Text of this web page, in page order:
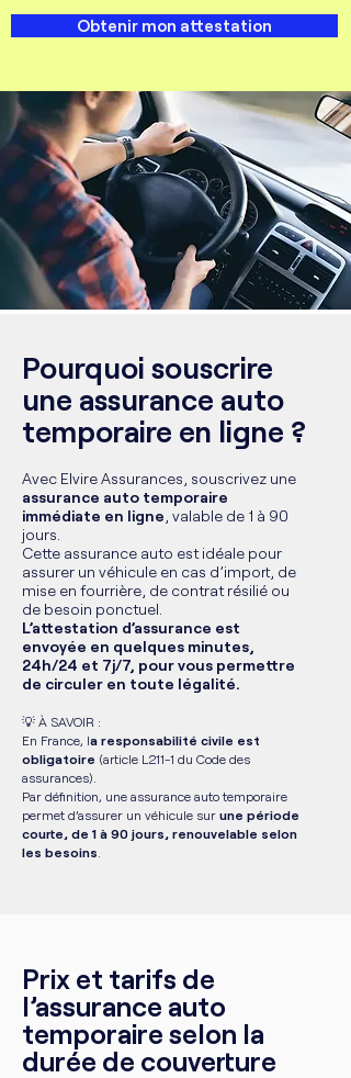
Obtenir mon attestation
Pourquoi souscrire
une assurance auto
temporaire en ligne ?
Avec Elvire Assurances, souscrivez une
assurance auto temporaire
immédiate en ligne , valable de 1 à 90
jours.
Cette assurance auto est idéale pour
assurer un véhicule en cas d’import, de
mise en fourrière, de contrat résilié ou
de besoin ponctuel.
L’attestation d’assurance est
envoyée en quelques minutes,
24h/24 et 7j/7, pour vous permettre
de circuler en toute légalité.
💡 À SAVOIR :
En France, la responsabilité civile est
obligatoire (article L211-1 du Code des
assurances).
Par définition, une assurance auto temporaire
permet d’assurer un véhicule sur une période
courte, de 1 à 90 jours, renouvelable selon
les besoins
Prix et tarifs de
l’assurance auto
temporaire selon la
durée de couverture